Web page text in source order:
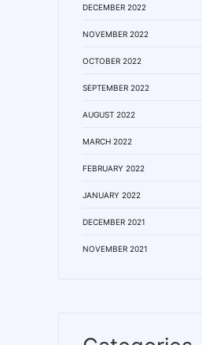
DECEMBER 2022
NOVEMBER 2022
OCTOBER 2022
SEPTEMBER 2022
AUGUST 2022
MARCH 2022
FEBRUARY 2022
JANUARY 2022
DECEMBER 2021
NOVEMBER 2021